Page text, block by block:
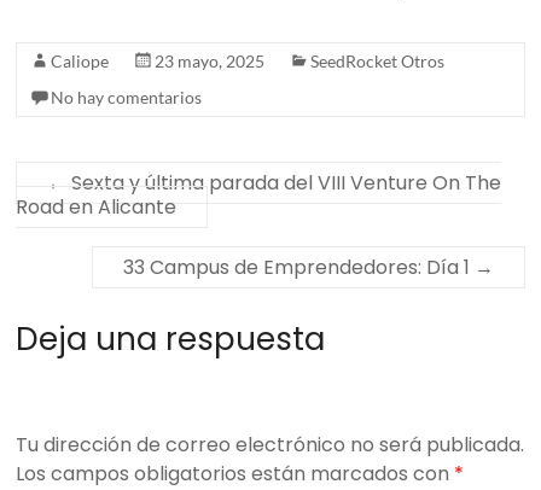
Caliope 23 mayo, 2025
SeedRocket Otros
No hay comentarios
←
Sexta y última parada del VIII Venture On The
Road en Alicante
33 Campus de Emprendedores: Día 1 →
Deja una respuesta
Tu dirección de correo electrónico no será publicada.
Los campos obligatorios están marcados con *